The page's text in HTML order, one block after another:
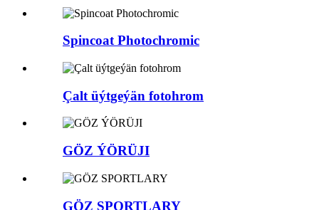
Spincoat Photochromic
Çalt üýtgeýän fotohrom
GÖZ ÝÖRÜJI
GÖZ SPORTLARY